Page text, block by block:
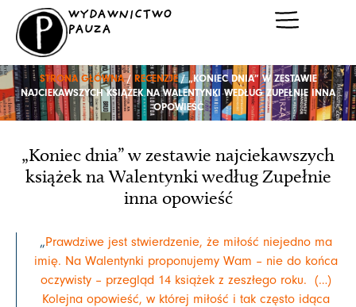
Przejdź
treści
WYDAWNICTWO
PAUZA
STRONA GŁÓWNA/ RECENZJE/ „KONIEC DNIA” W ZESTAWIE
NAJCIEKAWSZYCH KSIĄŻEK NA WALENTYNKI WEDŁUG ZUPEŁNIE INNA
OPOWIEŚĆ
„Koniec dnia” w zestawie najciekawszych
książek na Walentynki według Zupełnie
inna opowieść
„Prawdziwe jest stwierdzenie, że miłość niejedno ma
imię. Na Walentynki proponujemy Wam – nie do końca
oczywisty – przegląd 14 książek z zeszłego roku. (…)
Kolejna opowieść, w której miłość i tak często idąca